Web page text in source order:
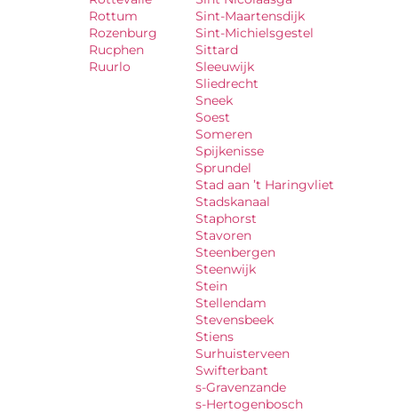
Rottum
Rozenburg
Rucphen
Ruurlo
Sint-Maartensdijk
Sint-Michielsgestel
Sittard
Sleeuwijk
Sliedrecht
Sneek
Soest
Someren
Spijkenisse
Sprundel
Stad aan ’t Haringvliet
Stadskanaal
Staphorst
Stavoren
Steenbergen
Steenwijk
Stein
Stellendam
Stevensbeek
Stiens
Surhuisterveen
Swifterbant
s-Gravenzande
s-Hertogenbosch